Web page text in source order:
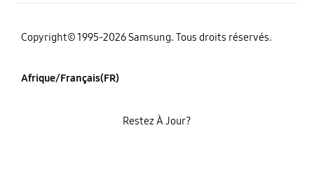
Copyright© 1995-2026 Samsung. Tous droits réservés.
Afrique/Français(FR)
Restez À Jour?